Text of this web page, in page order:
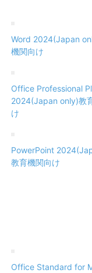
Word 2024(Japan
機関向け
Office Professional
2024(Japan only)教
け
PowerPoint
教育機関向け
Office Standard for